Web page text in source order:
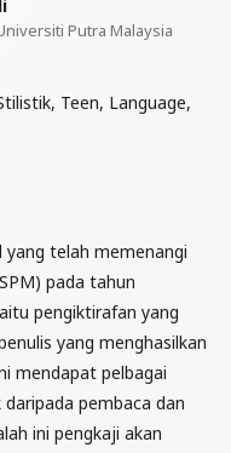
Putra Malaysia
Teen, Language,
telah memenangi
pada tahun
pengiktirafan yang
yang menghasilkan
mendapat pelbagai
pembaca dan
ini pengkaji akan